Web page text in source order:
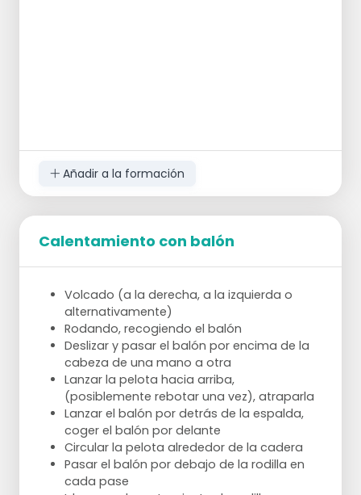
Añadir a la formación
Calentamiento con balón
Volcado (a la derecha, a la izquierda o
alternativamente)
Rodando, recogiendo el balón
Deslizar y pasar el balón por encima de la
cabeza de una mano a otra
Lanzar la pelota hacia arriba,
(posiblemente rebotar una vez), atraparla
Lanzar el balón por detrás de la espalda,
coger el balón por delante
Circular la pelota alrededor de la cadera
Pasar el balón por debajo de la rodilla en
cada pase